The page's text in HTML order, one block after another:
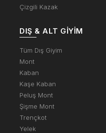
Çizgili Kazak
DIŞ & ALT GIYIM
Tüm Dış Giyim
Mont
Kaban
Kaşe Kaban
Peluş Mont
Şişme Mont
Trençkot
Yelek